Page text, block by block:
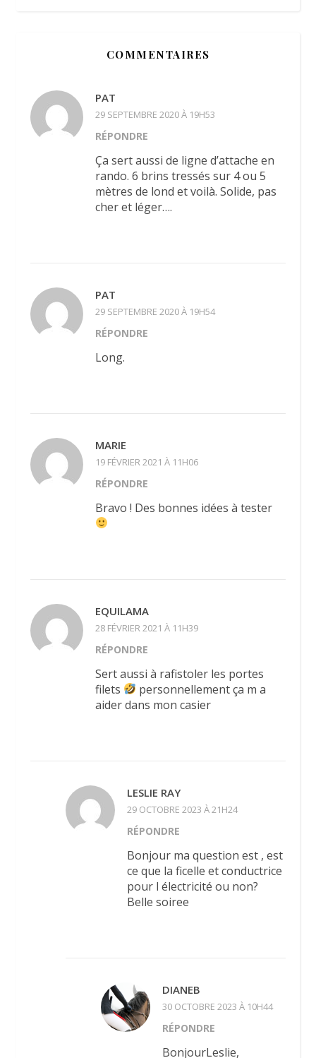
COMMENTAIRES
PAT
29 SEPTEMBRE 2020 À 19H53
RÉPONDRE
Ça sert aussi de ligne d’attache en
rando. 6 brins tressés sur 4 ou 5
mètres de lond et voilà. Solide, pas
cher et léger….
PAT
29 SEPTEMBRE 2020 À 19H54
RÉPONDRE
Long.
MARIE
19 FÉVRIER 2021 À 11H06
RÉPONDRE
Bravo ! Des bonnes idées à tester
EQUILAMA
28 FÉVRIER 2021 À 11H39
RÉPONDRE
Sert aussi à rafistoler les portes
filets
personnellement ça m a
aider dans mon casier
LESLIE RAY
29 OCTOBRE 2023 À 21H24
RÉPONDRE
Bonjour ma question est , est
ce que la ficelle et conductrice
pour l électricité ou non?
Belle soiree
DIANEB
30 OCTOBRE 2023 À 10H44
RÉPONDRE
BonjourLeslie,